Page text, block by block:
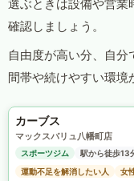
選ぶときは設備や営業
確認しましょう。
自由度が高い分、自
間帯や続けやすい環境
カーブス
マックスバリュ八幡町店
スポーツジム
駅から徒歩13
運動不足を解消したい人
女